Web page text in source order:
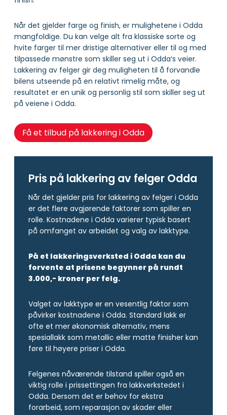
Når det gjelder farge og finish, er mulighetene i Odda
mangfoldige. Du kan velge alt fra klassiske sorte og
hvite farger til mer dristige alternativer eller til og med
tilpassede mønstre som skiller seg ut i Odda‘s veier.
Lakkering av felger gir deg muligheten til å forvandle
bilens utseende på en relativt rimelig måte, og
resultatet er en unik og personlig stil som skiller seg ut
på veiene i Odda.
Få et tilbud på lakkering i Odda
Pris på lakkering av felger Odda
Når det gjelder pris for lakkering av felger i Odda
er det flere avgjørende faktorer som spiller en
rolle. Kostnadene i Odda varierer typisk basert
på omfanget av arbeidet og valg av lakktype.
På et lakkeringsverksted i Odda kan du
forvente at prisene begynner på rundt
3.000,- kroner per felg.
Valget av lakktype er en vesentlig faktor som
påvirker kostnadene i Odda. Standard lakk er
ofte et mer økonomisk alternativ, mens
spesiallakk som metallic eller matte finisher kan
føre til høyere priser i Odda.
Felgenes nåværende tilstand spiller også en
viktig rolle i prissettingen fra lakkverkstedet i
Odda. Dersom det er behov for ekstra
forarbeid, som reparasjon av skader eller